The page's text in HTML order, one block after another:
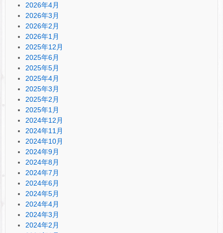
2026年4月
2026年3月
2026年2月
2026年1月
2025年12月
2025年6月
2025年5月
2025年4月
2025年3月
2025年2月
2025年1月
2024年12月
2024年11月
2024年10月
2024年9月
2024年8月
2024年7月
2024年6月
2024年5月
2024年4月
2024年3月
2024年2月